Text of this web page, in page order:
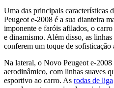
Uma das principais características
Peugeot e-2008 é a sua dianteira
imponente e faróis afilados, o
e dinamismo. Além disso, as
conferem um toque de sofisticação
Na lateral, o Novo Peugeot e-2008
aerodinâmico, com linhas suaves
esportivo ao carro. As rodas de liga